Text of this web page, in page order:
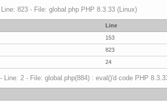
823 - File: global.php PHP 8.3.33 (Linux)
Line
153
823
24
Line: 2 - File: global.php(884) : eval()'d code PHP